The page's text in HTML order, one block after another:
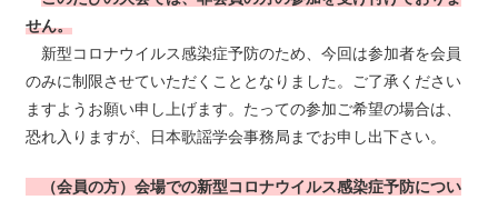
せん。
新型コロナウイルス感染症予防のため、今回は参加者を会員
のみに制限させていただくこととなりました。ご了承ください
ますようお願い申し上げます。たっての参加ご希望の場合は、
恐れ入りますが、日本歌謡学会事務局までお申し出下さい。
（会員の方） 会場での新型コロナウイルス感染症予防につい